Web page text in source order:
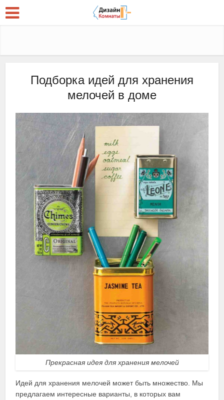
Подборка идей для хранения
мелочей в доме
Прекрасная идея для хранения мелочей
Идей для хранения мелочей может быть множество. Мы
предлагаем интересные варианты, в которых вам